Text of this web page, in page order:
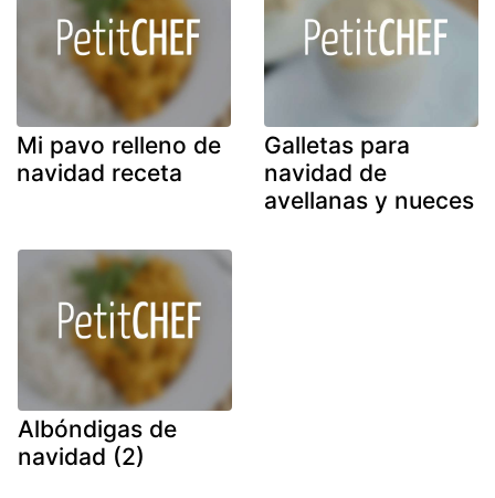
Mi pavo relleno de
navidad receta
Galletas para
navidad de
avellanas y nueces
Albóndigas de
navidad (2)